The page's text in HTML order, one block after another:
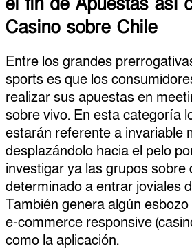
Casino sobre Chile
Entre los grandes
sports es que los
realizar sus apuestas en
sobre vivo. En esta categoría
estarán referente a invariable
desplazándolo hacia el pelo
investigar ya las grupos sobre
determinado a entrar joviales
También genera algún
e-commerce responsive
como la aplicación.